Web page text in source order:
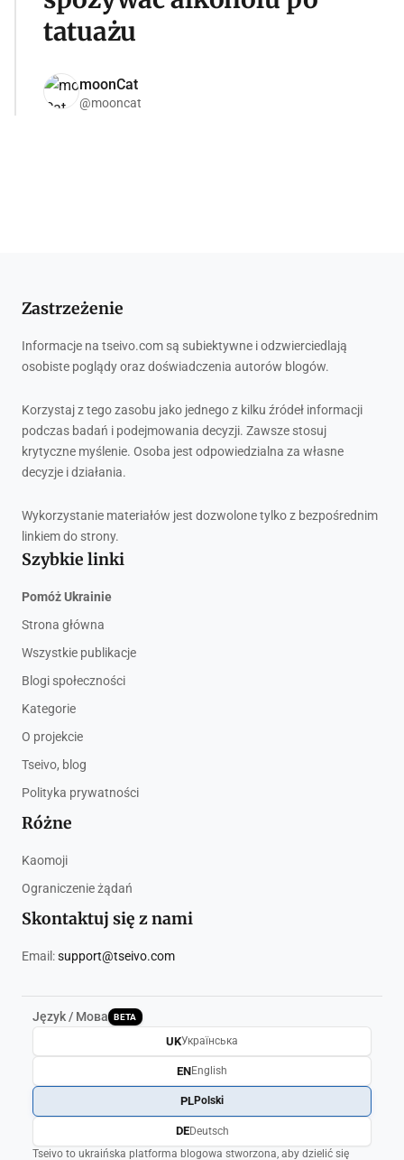
tatuażu
moonCat
@mooncat
Zastrzeżenie
Informacje na tseivo.com są subiektywne i odzwierciedlają
osobiste poglądy oraz doświadczenia autorów blogów.
Korzystaj z tego zasobu jako jednego z kilku źródeł informacji
podczas badań i podejmowania decyzji. Zawsze stosuj
krytyczne myślenie. Osoba jest odpowiedzialna za własne
decyzje i działania.
Wykorzystanie materiałów jest dozwolone tylko z bezpośrednim
linkiem do strony.
Szybkie linki
Pomóż Ukrainie
Strona główna
Wszystkie publikacje
Blogi społeczności
Kategorie
O projekcie
Tseivo, blog
Polityka prywatności
Różne
Kaomoji
Ograniczenie żądań
Skontaktuj się z nami
Email:support@tseivo.com
Język / Мова BETA
Tseivo to ukraińska platforma blogowa stworzona, aby dzielić się
UKУкраїнська
ENEnglish
PLPolski
DEDeutsch